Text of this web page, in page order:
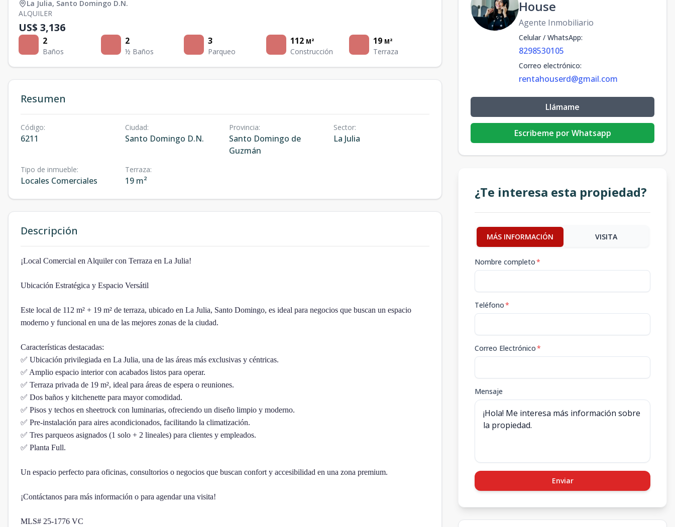
La Julia, Santo Domingo D.N.
ALQUILER
US$ 3,136
2
Baños
2
½ Baños
3
Parqueo
112 M²
Construcción
19 M²
Terraza
Resumen
Código:
6211
Ciudad:
Santo Domingo D.N.
Provincia:
Santo Domingo de
Guzmán
Sector:
La Julia
Tipo de inmueble:
Locales Comerciales
Terraza:
19 m²
Descripción
¡Local Comercial en Alquiler con Terraza en La Julia!
Ubicación Estratégica y Espacio Versátil
Este local de 112 m² + 19 m² de terraza, ubicado en La Julia, Santo Domingo, es ideal para negocios que buscan un espacio
moderno y funcional en una de las mejores zonas de la ciudad.
Características destacadas:
✅ Ubicación privilegiada en La Julia, una de las áreas más exclusivas y céntricas.
✅ Amplio espacio interior con acabados listos para operar.
✅ Terraza privada de 19 m², ideal para áreas de espera o reuniones.
✅ Dos baños y kitchenette para mayor comodidad.
✅ Pisos y techos en sheetrock con luminarias, ofreciendo un diseño limpio y moderno.
✅ Pre-instalación para aires acondicionados, facilitando la climatización.
✅ Tres parqueos asignados (1 solo + 2 lineales) para clientes y empleados.
✅ Planta Full.
Un espacio perfecto para oficinas, consultorios o negocios que buscan confort y accesibilidad en una zona premium.
¡Contáctanos para más información o para agendar una visita!
MLS# 25-1776 VC
House
Agente Inmobiliario
Celular / WhatsApp:
8298530105
Correo electrónico:
rentahouserd@gmail.com
Llámame
Escribeme por Whatsapp
¿Te interesa esta propiedad?
MÁS INFORMACIÓN VISITA
Nombre completo*
Teléfono*
Correo Electrónico*
Mensaje
Enviar